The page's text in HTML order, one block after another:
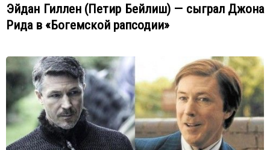
Эйдан Гиллен (Петир Бейлиш) — сыграл Джона
Рида в «Богемской рапсодии»